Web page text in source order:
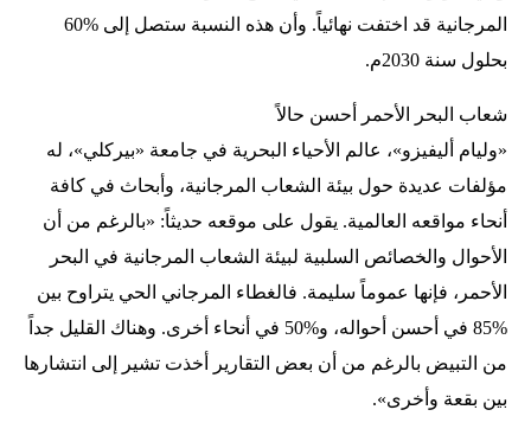
المرجانية قد اختفت نهائياً. وأن هذه النسبة ستصل إلى %60
بحلول سنة 2030م.
شعاب البحر الأحمر أحسن حالاً
«وليام أليفيزو»، عالم الأحياء البحرية في جامعة «بيركلي»، له
مؤلفات عديدة حول بيئة الشعاب المرجانية، وأبحاث في كافة
أنحاء مواقعه العالمية. يقول على موقعه حديثاً: «بالرغم من أن
الأحوال والخصائص السلبية لبيئة الشعاب المرجانية في البحر
الأحمر، فإنها عموماً سليمة. فالغطاء المرجاني الحي يتراوح بين
%85 في أحسن أحواله، و%50 في أنحاء أخرى. وهناك القليل جداً
من التبيض بالرغم من أن بعض التقارير أخذت تشير إلى انتشارها
بين بقعة وأخرى».